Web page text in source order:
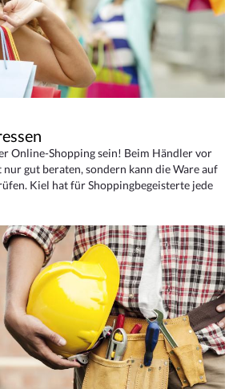
Online-Shopping sein! Beim Händler vor
gut beraten, sondern kann die Ware auf
Kiel hat für Shoppingbegeisterte jede